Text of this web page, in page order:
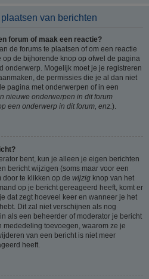
van berichten
forum of maak een reactie?
de forums te plaatsen of om een reactie
de bijhorende knop op ofwel de pagina
onderwerp. Mogelijk moet je je registreren
de permissies die je al dan niet
pagina met onderwerpen of in een
nieuwe onderwerpen in dit forum
een onderwerp in dit forum, enz. ).
bent, kun je alleen je eigen berichten
bericht wijzigen (soms maar voor een
door te klikken op de wijzig knop van het
op je bericht gereageerd heeft, komt er
dat zegt hoeveel keer en wanneer je het
Dit zal niet verschijnen als nog
als een beheerder of moderator je bericht
toevoegen, waarom ze je
van een bericht is niet meer
heeft.